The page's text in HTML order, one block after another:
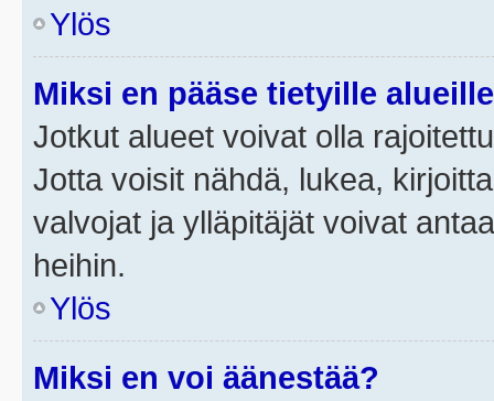
Ylös
Miksi en pääse tietyille
Jotkut alueet voivat olla
Jotta voisit nähdä, lukea,
valvojat ja ylläpitäjät voivat
heihin.
Ylös
Miksi en voi äänestää?